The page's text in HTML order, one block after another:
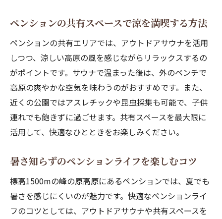
ペンションの共有スペースで涼を満喫する方法
ペンションの共有エリアでは、アウトドアサウナを活用
しつつ、涼しい高原の風を感じながらリラックスするの
がポイントです。サウナで温まった後は、外のベンチで
高原の爽やかな空気を味わうのがおすすめです。また、
近くの公園ではアスレチックや昆虫採集も可能で、子供
連れでも飽きずに過ごせます。共有スペースを最大限に
活用して、快適なひとときをお楽しみください。
暑さ知らずのペンションライフを楽しむコツ
標高1500mの峰の原高原にあるペンションでは、夏でも
暑さを感じにくいのが魅力です。快適なペンションライ
フのコツとしては、アウトドアサウナや共有スペースを